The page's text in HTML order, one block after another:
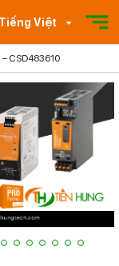
Tiếng Việt
– CSD483610